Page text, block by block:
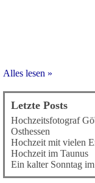
Alles lesen »
Letzte Posts
Hochzeitsfotograf
Osthessen
Hochzeit mit vielen
Hochzeit im Taunus
Ein kalter Sonntag